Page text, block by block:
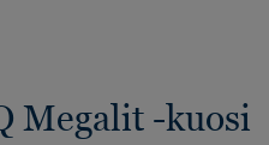
Megalit -kuosi